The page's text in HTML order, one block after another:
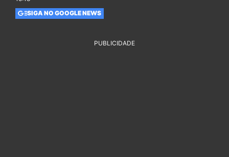
SIGA NO GOOGLE NEWS
PUBLICIDADE